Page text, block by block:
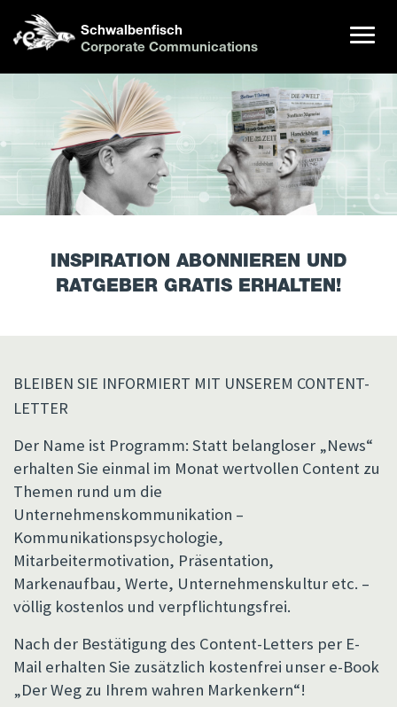
Schwalbenfisch
Corporate Communications
INSPIRATION ABONNIEREN UND
RATGEBER GRATIS ERHALTEN!
BLEIBEN SIE INFORMIERT MIT UNSEREM CONTENT-
LETTER
Der Name ist Programm: Statt belangloser „News“
erhalten Sie einmal im Monat wertvollen Content zu
Themen rund um die
Unternehmenskommunikation –
Kommunikationspsychologie,
Mitarbeitermotivation, Präsentation,
Markenaufbau, Werte, Unternehmenskultur etc. –
völlig kostenlos und verpflichtungsfrei.
Nach der Bestätigung des Content-Letters per E-
Mail erhalten Sie zusätzlich kostenfrei unser e-Book
„Der Weg zu Ihrem wahren Markenkern“!